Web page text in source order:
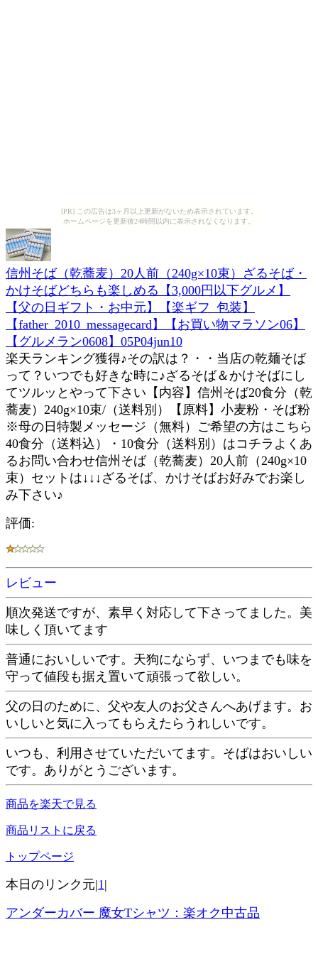
[PR] この広告は3ヶ月以上更新がないため表示されています。
ホームページを更新後24時間以内に表示されなくなります。
信州そば（乾蕎麦）20人前（240g×10束）ざるそば・
かけそばどちらも楽しめる【3,000円以下グルメ】
【父の日ギフト・お中元】【楽ギフ_包装】
【father_2010_messagecard】【お買い物マラソン06】
【グルメラン0608】05P04jun10
楽天ランキング獲得♪その訳は？・・当店の乾麺そば
って？いつでも好きな時に♪ざるそば＆かけそばにし
てツルッとやって下さい【内容】信州そば20食分（乾
蕎麦）240g×10束/（送料別）【原料】小麦粉・そば粉
※母の日特製メッセージ（無料）ご希望の方はこちら
40食分（送料込）・10食分（送料別）はコチラよくあ
るお問い合わせ信州そば（乾蕎麦）20人前（240g×10
束）セットは↓↓↓ざるそば、かけそばお好みでお楽し
み下さい♪
評価:
レビュー
順次発送ですが、素早く対応して下さってました。美
味しく頂いてます
普通においしいです。天狗にならず、いつまでも味を
守って値段も据え置いて頑張って欲しい。
父の日のために、父や友人のお父さんへあげます。お
いしいと気に入ってもらえたらうれしいです。
いつも、利用させていただいてます。そばはおいしい
です。ありがとうございます。
商品を楽天で見る
商品リストに戻る
トップページ
本日のリンク元|1|
アンダーカバー 魔女Tシャツ：楽オク中古品